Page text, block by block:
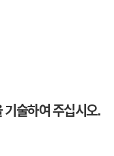
기술하여 주십시오.